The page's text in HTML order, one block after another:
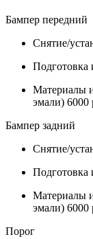
Бампер передний
Снятие/
Подготовка
Материалы
эмали) 6000
Бампер задний
Снятие/
Подготовка
Материалы
эмали) 6000
Порог